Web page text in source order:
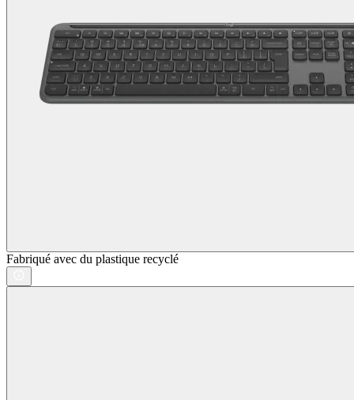
Fabriqué avec du plastique recyclé